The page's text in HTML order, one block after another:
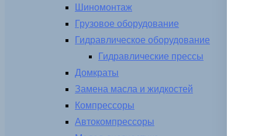
Шиномонтаж
Грузовое оборудование
Гидравлическое оборудование
Гидравлические прессы
Домкраты
Замена масла и жидкостей
Компрессоры
Автокомпрессоры